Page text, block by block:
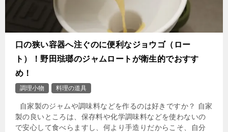
口の狭い容器へ注ぐのに便利なジョウゴ（ロー
ト）！野田琺瑯のジャムロートが衛生的でおすす
め！
調理小物 料理の道具
自家製のジャムや調味料などを作るのは好きですか？ 自家
製の良いところは、保存料や化学調味料などを使わないの
で安心して食べらますし、何より手造りだからこそ、自分